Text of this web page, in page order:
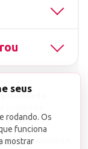
proibido e
98.
competente.
seus
rodando. Os
funciona
mostrar